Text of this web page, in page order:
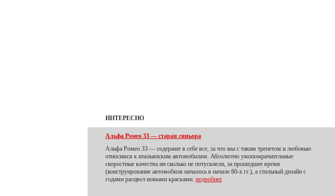
ИНТЕРЕСНО
Альфа Ромео 33 — старая синьора
Альфа Ромео 33 — содержит в себе все, за что мы с таким трепетом и любовью
относимся к итальянским автомобилям. Абсолютно умопомрачительные
скоростные качества ни сколько не потускнели, за прошедшее время
(конструирование автомобиля началось в начале 80-х гг.), а стильный дизайн с
годами расцвел новыми красками. подробнее